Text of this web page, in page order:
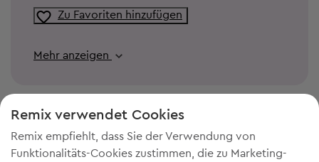
Zu Favoriten hinzufügen
Mehr anzeigen
Remix verwendet Cookies
Remix empfiehlt, dass Sie der Verwendung von
Funktionalitäts-Cookies zustimmen, die zu Marketing-